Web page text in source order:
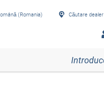
(Romania) Căutare dealer